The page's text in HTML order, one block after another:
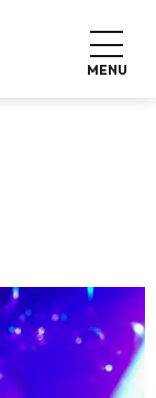
MENU